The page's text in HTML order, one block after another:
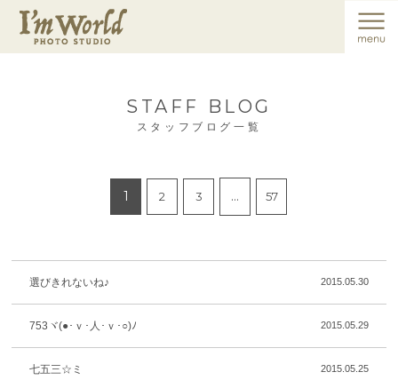
STAFF BLOG
スタッフブログ一覧
1 2 3 … 57
選びきれないね♪ 2015.05.30
753ヾ(●･ｖ･人･ｖ･○)ﾉ 2015.05.29
七五三☆ミ 2015.05.25